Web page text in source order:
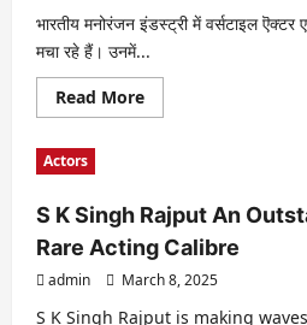
!
चल
रही
अटकलों
आखिरकार
लगा
टीम
ने
खबरों
को
खारिज
किया
भारतीय मनोरंजन इंडस्ट्री में वर्सटाइल
मचा रहे हैं। उनमें...
Read MoreRead
more
सिंह
राजपूत
की
टीवी
से
साउथ
Actors
S K Singh Rajput An
Rare Acting Calibre
admin March 8, 2025
S K Singh Rajput is making